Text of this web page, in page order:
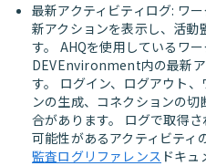
最新アクティビティログ: ワ
新アクションを表示し、活動
す。 AHQを使用しているワー
DEVEnvironment内の最新ア
す。 ログイン、ログアウト
ンの生成、コネクションの
合があります。 ログで取得
可能性があるアクティビティ
監査ログリファレンス ドキュ